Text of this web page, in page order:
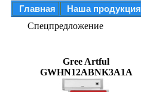
Главная Наша продукция
Спецпредложение
Gree Artful
GWHN12ABNK3A1A